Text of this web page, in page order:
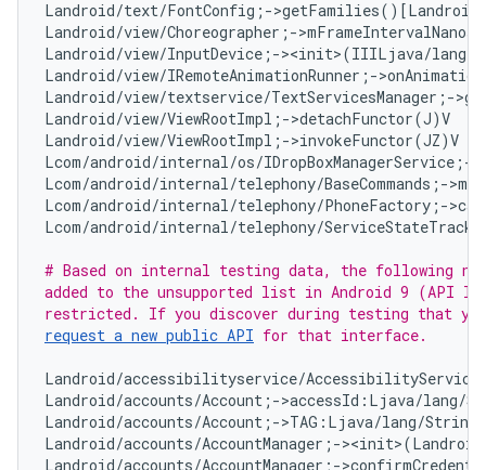
Landroid/text/FontConfig;-
Landroid/view/Choreographer;-
Landroid/view/InputDevice;-><init>(IIILjava/lang/
Landroid/view/IRemoteAnimationRunner;-
Landroid/view/textservice/TextServicesManager;-
Landroid/view/ViewRootImpl;->detachFunctor(J)V
Landroid/view/ViewRootImpl;->invokeFunctor(JZ)V
Lcom/android/internal/os/
Lcom/android/internal/telephony/BaseCommands;-
Lcom/android/internal/telephony/PhoneFactory;-
Lcom/android/internal/telephony/
# Based on internal testing data, the following
added to the unsupported list in Android 9 (API
request a new public API for that interface.